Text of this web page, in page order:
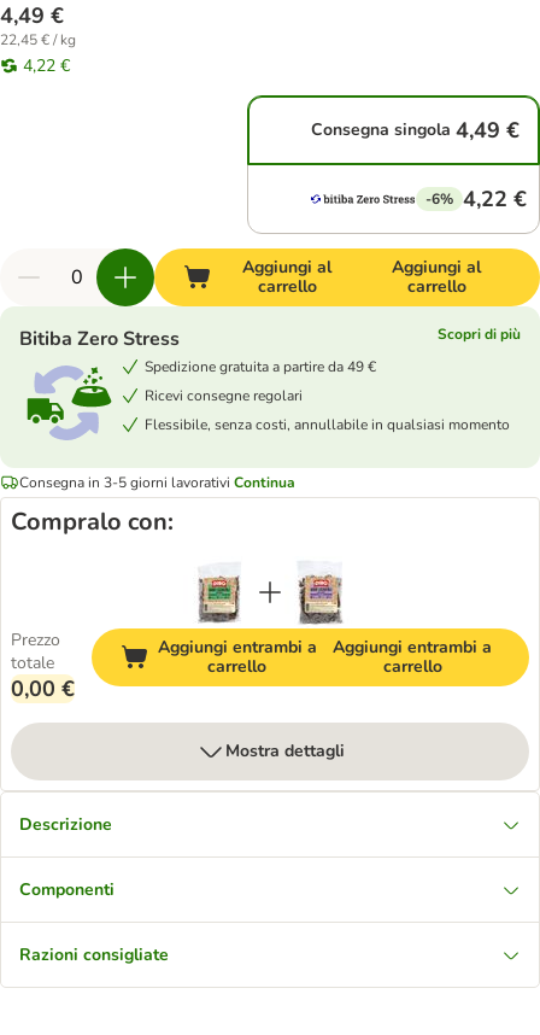
4,49 €
22,45 € / kg
4,22 €
Consegna singola 4,49 €
-6% 4,22 €
Aggiungi al
carrello
Aggiungi al
carrello
Bitiba Zero Stress
Scopri di più
Spedizione gratuita a partire da 49 €
Ricevi consegne regolari
Flessibile, senza costi, annullabile in qualsiasi momento
Consegna in 3-5 giorni lavorativi Continua
Compralo con:
Prezzo
totale
0,00 €
Aggiungi entrambi a
carrello
Aggiungi entrambi a
carrello
Mostra dettagli
Descrizione
Componenti
Razioni consigliate